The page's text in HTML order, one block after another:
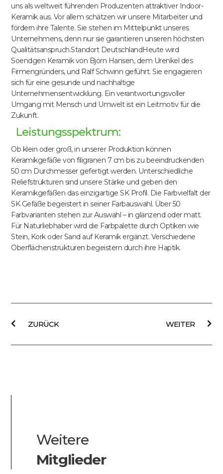
uns als weltweit führenden Produzenten attraktiver Indoor-
Keramik aus. Vor allem schätzen wir unsere Mitarbeiter und
fördern ihre Talente. Sie stehen im Mittelpunkt unseres
Unternehmens, denn nur sie garantieren unseren höchsten
Qualitätsanspruch.Standort DeutschlandHeute wird
Soendgen Keramik von Björn Hansen, dem Urenkel des
Firmengründers, und Ralf Schwinn geführt. Sie engagieren
sich für eine gesunde und nachhaltige
Unternehmensentwicklung. Ein verantwortungsvoller
Umgang mit Mensch und Umwelt ist ein Leitmotiv für die
Zukunft.
Leistungsspektrum:
Ob klein oder groß, in unserer Produktion können
Keramikgefäße von filigranen 7 cm bis zu beeindruckenden
50 cm Durchmesser gefertigt werden. Unterschiedliche
Reliefstrukturen sind unsere Stärke und geben den
Keramikgefäßen das einzigartige SK Profil. Die Farbvielfalt der
SK Gefäße begeistert in seiner Farbauswahl. Über 50
Farbvarianten stehen zur Auswahl – in glänzend oder matt.
Für Naturliebhaber wird die Farbpalette durch Optiken wie
Stein, Kork oder Sand auf Keramik ergänzt. Verschiedene
Oberflächenstrukturen begeistern durch ihre Haptik.
ZURÜCK
WEITER
Weitere
Mitglieder